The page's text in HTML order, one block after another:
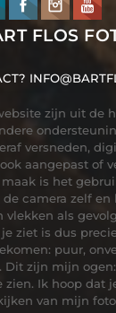
FLOS
zijn uit de
versneden,
aangepast of
is het
camera zelf
vlekken als
ziet is dus
puur,
Dit zijn mijn
Ik hoop dat
van mijn